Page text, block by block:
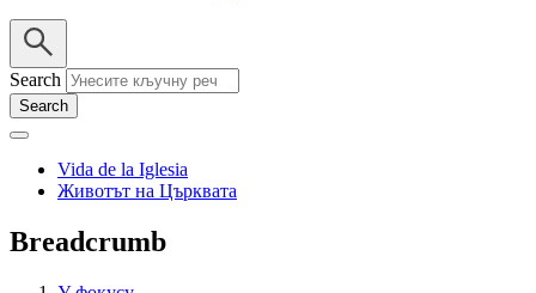
Search
Vida de la Iglesia
Животът на Църквата
Breadcrumb